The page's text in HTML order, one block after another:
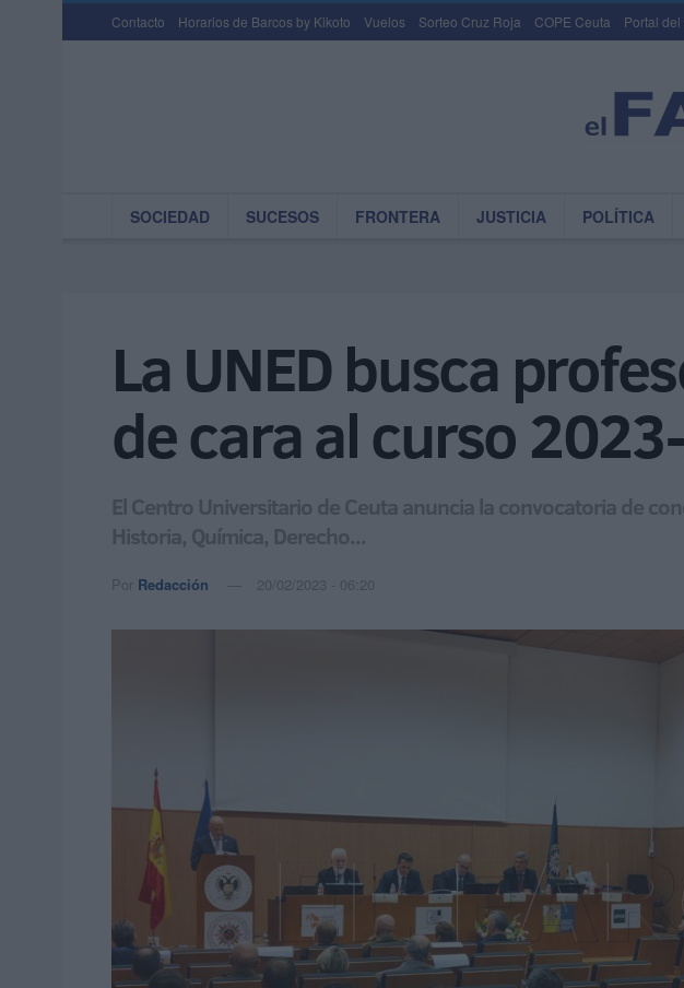
Contacto Horarios de Barcos by Kikoto Vuelos Sorteo Cruz Roja COPE Ceuta Portal
SOCIEDAD SUCESOS FRONTERA JUSTICIA POLÍTICA
La UNED busca
de cara al curso
El Centro Universitario de Ceuta anuncia la convocatoria de
Historia, Química, Derecho...
Por Redacción 20/02/2023 - 06:20